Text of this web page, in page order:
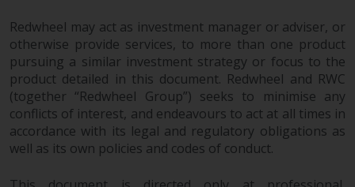
Redwheel may act as investment manager or adviser, or
otherwise provide services, to more than one product
pursuing a similar investment strategy or focus to the
product detailed in this document. Redwheel and RWC
(together “Redwheel Group”) seeks to minimise any
conflicts of interest, and endeavours to act at all times in
accordance with its legal and regulatory obligations as
well as its own policies and codes of conduct.